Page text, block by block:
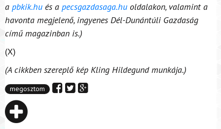
a pbkik.hu és a pecsgazdasaga.hu oldalakon, valamint a
havonta megjelenő, ingyenes Dél-Dunántúli Gazdaság
című magazinban is.)
(X)
(A cikkben szereplő kép Kling Hildegund munkája.)
megosztom